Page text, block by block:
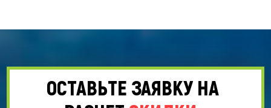
ОСТАВЬТЕ ЗАЯВКУ НА